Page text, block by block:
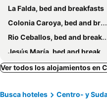
La Falda, bed and breakfasts
Colonia Caroya, bed and breakfasts
Rio Ceballos, bed and breakfasts
Jesús María, bed and breakfasts
Ver todos los alojamientos en
Busca hoteles Centro- y